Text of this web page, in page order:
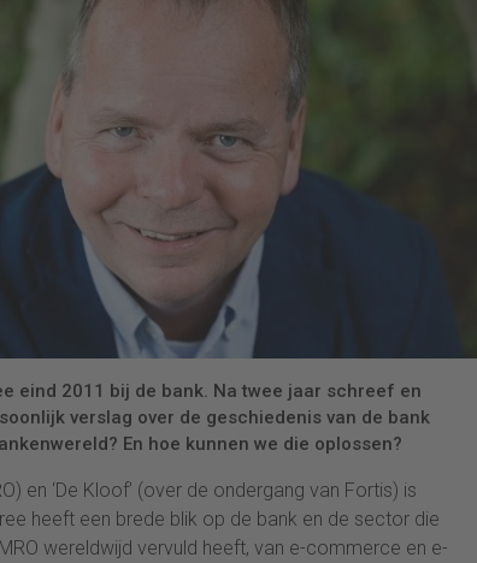
eind 2011 bij de bank. Na twee jaar schreef en
verslag over de geschiedenis van de bank
En hoe kunnen we die oplossen?
en ‘De Kloof’ (over de ondergang van Fortis) is
heeft een brede blik op de bank en de sector die
wereldwijd vervuld heeft, van e-commerce en e-